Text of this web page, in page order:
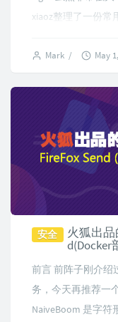
xiaoz整理了一份常
Mark / May
安全
火狐出品
d(Docker
前言 前阵子刚介绍
务，今天再推荐一
NaiveBoom 是字符